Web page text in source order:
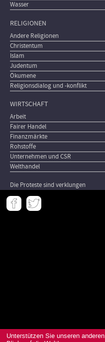
Unterstützen Sie unseren anderen
Wasser
RELIGIONEN
Andere Religionen
Christentum
Islam
Judentum
Ökumene
Religionsdialog und -konflikt
WIRTSCHAFT
Arbeit
Fairer Handel
Finanzmärkte
Rohstoffe
Unternehmen und CSR
Welthandel
Die Proteste sind verklungen
Meta
-